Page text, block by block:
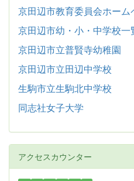
京田辺市教育委員会ホーム
京田辺市幼・小・中学校一
京田辺市立普賢寺幼稚園
京田辺市立田辺中学校
生駒市立生駒北中学校
同志社女子大学
アクセスカウンター